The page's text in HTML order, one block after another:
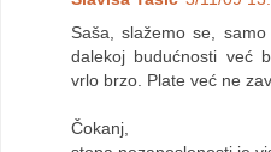
Saša, slažemo se,
dalekoj budućnosti već
vrlo brzo. Plate već ne
Čokanj,